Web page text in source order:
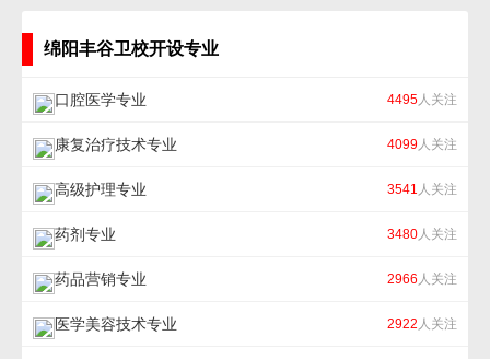
绵阳丰谷卫校开设专业
口腔医学专业 4495人关注
康复治疗技术专业 4099人关注
高级护理专业 3541 人关注
药剂专业 3480人关注
药品营销专业 2966 人关注
医学美容技术专业 2922 人关注